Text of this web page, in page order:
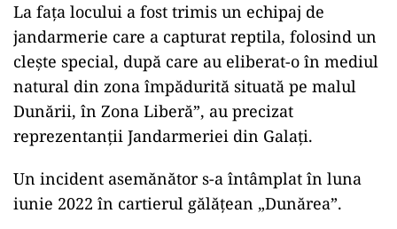
La fața locului a fost trimis un echipaj de
jandarmerie care a capturat reptila, folosind un
clește special, după care au eliberat-o în mediul
natural din zona împădurită situată pe malul
Dunării, în Zona Liberă”, au precizat
reprezentanții Jandarmeriei din Galați.
Un incident asemănător s-a întâmplat în luna
iunie 2022 în cartierul gălățean „Dunărea”.